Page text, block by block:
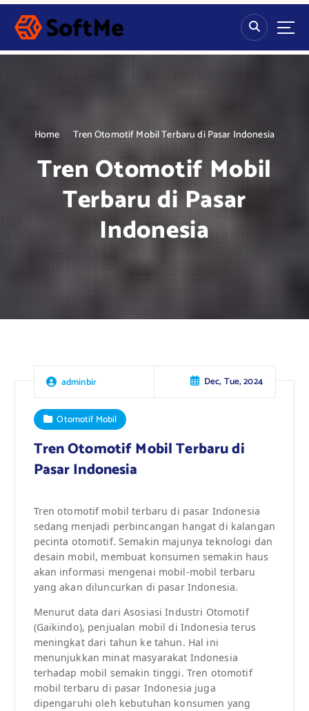
S
p
Home Tren Otomotif Mobil Terbaru di Pasar Indonesia
Tren Otomotif Mobil
Terbaru di Pasar
Indonesia
adminbir Dec, Tue, 2024
Otomotif Mobil
Tren Otomotif Mobil Terbaru di
Pasar Indonesia
Tren otomotif mobil terbaru di pasar Indonesia
sedang menjadi perbincangan hangat di kalangan
pecinta otomotif. Semakin majunya teknologi dan
desain mobil, membuat konsumen semakin haus
akan informasi mengenai mobil-mobil terbaru
yang akan diluncurkan di pasar Indonesia.
Menurut data dari Asosiasi Industri Otomotif
(Gaikindo), penjualan mobil di Indonesia terus
meningkat dari tahun ke tahun. Hal ini
menunjukkan minat masyarakat Indonesia
terhadap mobil semakin tinggi. Tren otomotif
mobil terbaru di pasar Indonesia juga
dipengaruhi oleh kebutuhan konsumen yang